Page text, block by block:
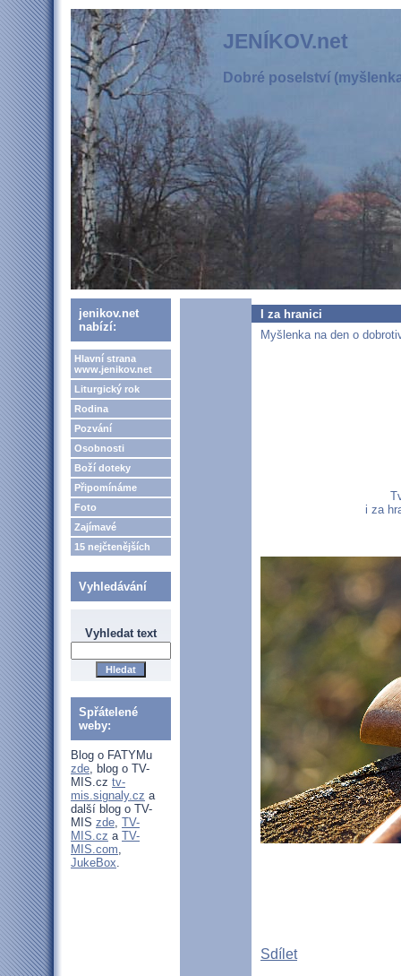
JENÍKOV.net
Dobré poselství
jenikov.net
nabízí:
Hlavní strana
www.jenikov.net
Liturgický rok
Rodina
Pozvání
Osobnosti
Boží doteky
Připomínáme
Foto
Zajímavé
15 nejčtenějších
Vyhledávání
Vyhledat text
Spřátelené
weby:
Blog o FATYMu
zde, blog o TV-
MIS.cz tv-
mis.signaly.cz a
další blog o TV-
MIS zde, TV-
MIS.cz a TV-
MIS.com,
JukeBox.
I za hranici
Myšlenka na den o
i za
Sdílet